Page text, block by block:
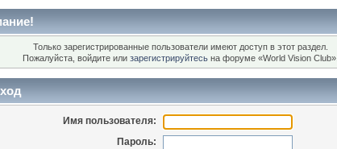
Только зарегистрированные пользователи имеют доступ в этот раздел.
Пожалуйста, войдите или зарегистрируйтесь на форуме «World Vision Club».
Имя пользователя:
Пароль: